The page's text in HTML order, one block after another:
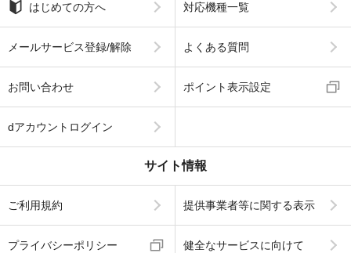
はじめての方へ 対応機種一覧
メールサービス登録/解除 よくある質問
お問い合わせ ポイント表示設定
dアカウントログイン
サイト情報
ご利用規約 提供事業者等に関する表示
プライバシーポリシー 健全なサービスに向けて